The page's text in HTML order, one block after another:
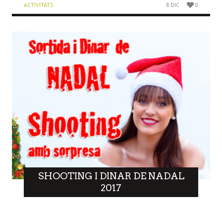
ACTIVITATS 8 DIC 0
SHOOTING I DINAR DE NADAL
2017